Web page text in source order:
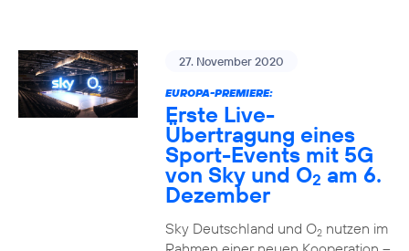
27. November 2020
EUROPA-PREMIERE:
Erste Live-
Übertragung eines
Sport-Events mit 5G
von Sky und O2 am 6.
Dezember
Sky Deutschland und O2nutzen im